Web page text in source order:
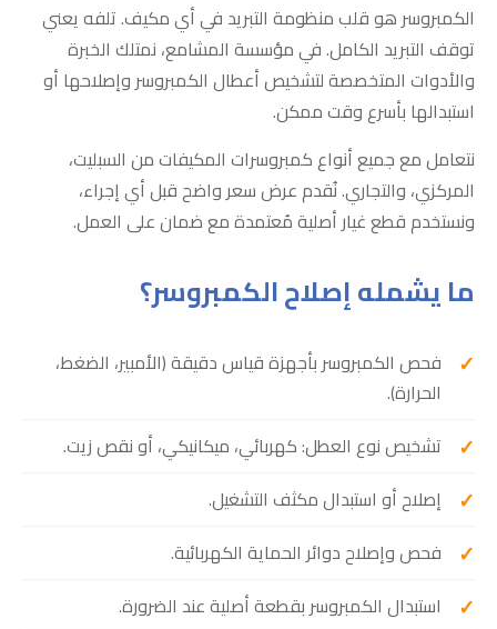
الكمبروسر هو قلب منظومة التبريد في أي مكيف. تلفه يعني
توقف التبريد الكامل. في مؤسسة المشامع، نمتلك الخبرة
والأدوات المتخصصة لتشخيص أعطال الكمبروسر وإصلاحها أو
استبدالها بأسرع وقت ممكن.
نتعامل مع جميع أنواع كمبروسرات المكيفات من السبليت،
المركزي، والتجاري. نُقدم عرض سعر واضح قبل أي إجراء،
ونستخدم قطع غيار أصلية مُعتمدة مع ضمان على العمل.
ما يشمله إصلاح الكمبروسر؟
فحص الكمبروسر بأجهزة قياس دقيقة (الأمبير، الضغط،
الحرارة).
تشخيص نوع العطل: كهربائي، ميكانيكي، أو نقص زيت.
إصلاح أو استبدال مكثف التشغيل.
فحص وإصلاح دوائر الحماية الكهربائية.
استبدال الكمبروسر بقطعة أصلية عند الضرورة.